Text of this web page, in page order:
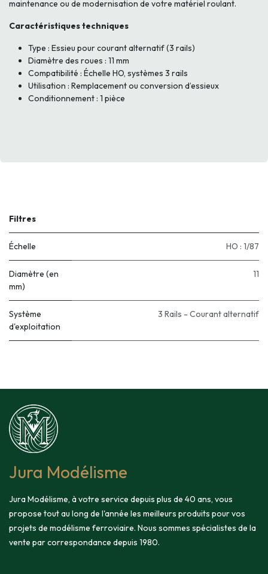
maintenance ou de modernisation de votre matériel roulant.
Caractéristiques techniques
Type : Essieu pour courant alternatif (3 rails)
Diamètre des roues : 11 mm
Compatibilité : Échelle HO, systèmes 3 rails
Utilisation : Remplacement ou conversion d’essieux
Conditionnement : 1 pièce
Filtres
Échelle HO : 1/87
Diamètre (en
mm)
11
Système
d'exploitation
3 Rails - Courant alternatif
Jura Modélisme
Jura Modélisme, à votre service depuis plus de 40 ans, vous
propose tout au long de l'année les meilleurs produits pour vos
projets de modélisme ferroviaire. Nous sommes spécialistes de la
vente par correspondance depuis 1980.